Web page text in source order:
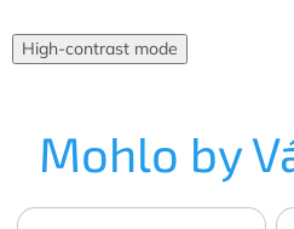
High-contrast mode
Mohlo by